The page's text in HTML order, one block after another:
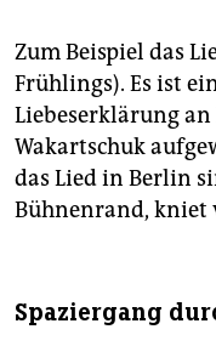
Zum Beispiel das
Frühlings). Es ist
Liebeserklärung
Wakartschuk
das Lied in Berlin
Bühnenrand, kniet
Spaziergang